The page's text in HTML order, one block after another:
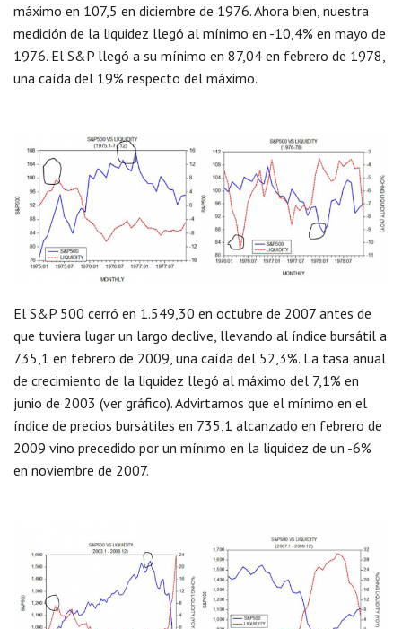
máximo en 107,5 en diciembre de 1976. Ahora bien, nuestra
medición de la liquidez llegó al mínimo en -10,4% en mayo de
1976. El S&P llegó a su mínimo en 87,04 en febrero de 1978,
una caída del 19% respecto del máximo.
El S&P 500 cerró en 1.549,30 en octubre de 2007 antes de
que tuviera lugar un largo declive, llevando al índice bursátil a
735,1 en febrero de 2009, una caída del 52,3%. La tasa anual
de crecimiento de la liquidez llegó al máximo del 7,1% en
junio de 2003 (ver gráfico). Advirtamos que el mínimo en el
índice de precios bursátiles en 735,1 alcanzado en febrero de
2009 vino precedido por un mínimo en la liquidez de un -6%
en noviembre de 2007.